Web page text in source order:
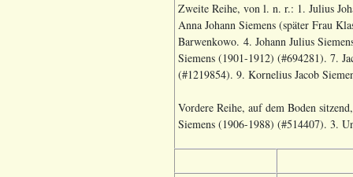
Zweite Reihe, von l. n. r.: 1. Julius
Anna Johann Siemens (später Frau
Barwenkowo. 4. Johann Julius
Siemens (1901-1912) (#694281). 7.
(#1219854). 9. Kornelius Jacob
Vordere Reihe, auf dem Boden
Siemens (1906-1988) (#514407). 3.